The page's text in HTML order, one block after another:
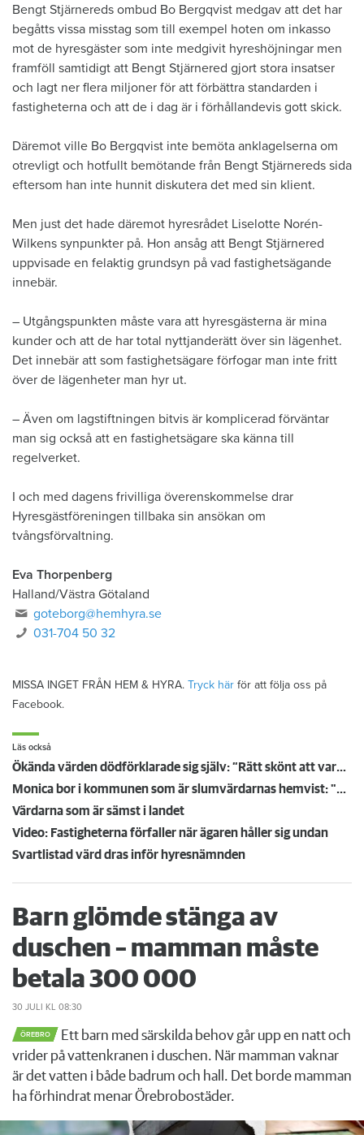
Bengt Stjärnereds ombud Bo Bergqvist medgav att det har
begåtts vissa misstag som till exempel hoten om inkasso
mot de hyresgäster som inte medgivit hyreshöjningar men
framföll samtidigt att Bengt Stjärnered gjort stora insatser
och lagt ner flera miljoner för att förbättra standarden i
fastigheterna och att de i dag är i förhållandevis gott skick.
Däremot ville Bo Bergqvist inte bemöta anklagelserna om
otrevligt och hotfullt bemötande från Bengt Stjärnereds sida
eftersom han inte hunnit diskutera det med sin klient.
Men just det hade däremot hyresrådet Liselotte Norén-
Wilkens synpunkter på. Hon ansåg att Bengt Stjärnered
uppvisade en felaktig grundsyn på vad fastighetsägande
innebär.
– Utgångspunkten måste vara att hyresgästerna är mina
kunder och att de har total nyttjanderätt över sin lägenhet.
Det innebär att som fastighetsägare förfogar man inte fritt
över de lägenheter man hyr ut.
– Även om lagstiftningen bitvis är komplicerad förväntar
man sig också att en fastighetsägare ska känna till
regelverket.
I och med dagens frivilliga överenskommelse drar
Hyresgästföreningen tillbaka sin ansökan om
tvångsförvaltning.
Eva Thorpenberg
Halland/Västra Götaland
goteborg@hemhyra.se
031-704 50 32
MISSA INGET FRÅN HEM & HYRA. Tryck här för att följa oss på
Facebook.
Läs också
Ökända värden dödförklarade sig själv: ”Rätt skönt att vara avliden faktiskt”
Monica bor i kommunen som är slumvärdarnas hemvist: "De köper billigt och vill tjäna pengar"
Värdarna som är sämst i landet
Video: Fastigheterna förfaller när ägaren håller sig undan
Svartlistad värd dras inför hyresnämnden
Barn glömde stänga av
duschen – mamman måste
betala 300 000
30 JULI KL 08:30
ÖREBRO
Ett barn med särskilda behov går upp en natt och
vrider på vattenkranen i duschen. När mamman vaknar
är det vatten i både badrum och hall. Det borde mamman
ha förhindrat menar Örebrobostäder.